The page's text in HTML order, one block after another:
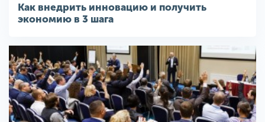
Как внедрить инновацию и получить
экономию в 3 шага